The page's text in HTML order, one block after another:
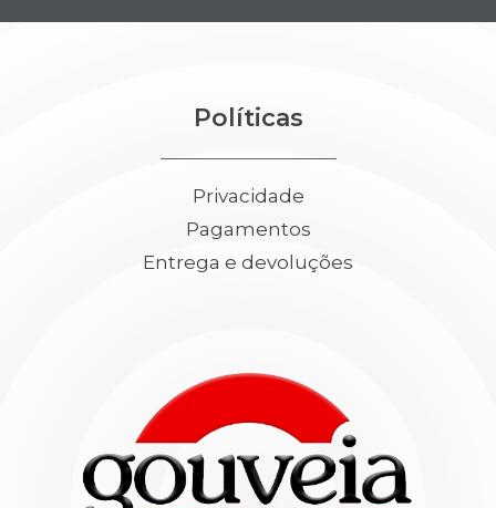
Políticas
Privacidade
Pagamentos
Entrega e devoluções